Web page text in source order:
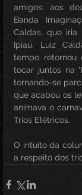
amigos; aos
Banda
Caldas, que iria
Ipiaú. Luiz
tempo retornou
tocar juntos na
tornando-se
que acabou os
animava o
Trios Elétricos.
O intuito da
a respeito dos